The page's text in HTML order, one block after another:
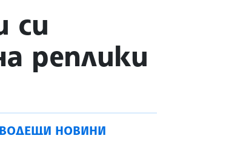
си
реплики
ВОДЕЩИ НОВИНИ